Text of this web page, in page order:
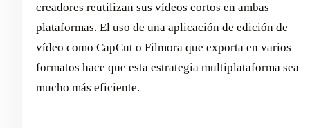
creadores reutilizan sus vídeos cortos en ambas
plataformas. El uso de una aplicación de edición de
vídeo como CapCut o Filmora que exporta en varios
formatos hace que esta estrategia multiplataforma sea
mucho más eficiente.